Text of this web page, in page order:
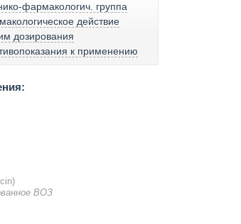
фармакологич. группа
действие
дозирования
к применению
ВОЗ